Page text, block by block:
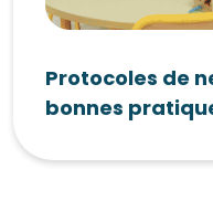
Protocoles de
bonnes